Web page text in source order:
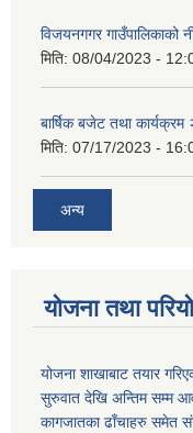
विजयनगगर गाउँपालिकाको
मिति: 08/04/2023 -
बार्षिक बजेट तथा
मिति: 07/17/2023 -
अन्य
योजना तथा
योजना शाखाबाट तयार
सुरुवात देखि अन्तिम सम्म
कागजातका ढाँचाहरु समेत